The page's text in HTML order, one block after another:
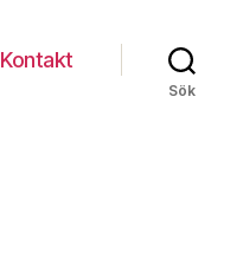
Kontakt
Sök